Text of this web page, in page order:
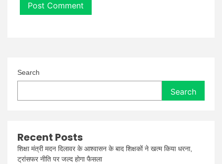
Search
Search
Recent Posts
शिक्षा मंत्री मदन दिलावर के आश्वासन के बाद शिक्षकों ने खत्म किया धरना,
ट्रांसफर नीति पर जल्द होगा फैसला